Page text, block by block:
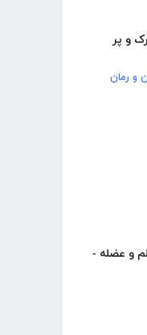
و پر
و رمان
و عضله -